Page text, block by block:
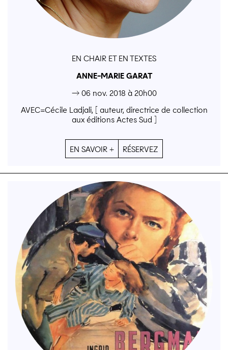
EN CHAIR ET EN TEXTES
ANNE-MARIE GARAT
→ 06 nov. 2018 à 20h00
AVEC=Cécile Ladjali, [ auteur, directrice de collection
aux éditions Actes Sud ]
EN SAVOIR + RÉSERVEZ